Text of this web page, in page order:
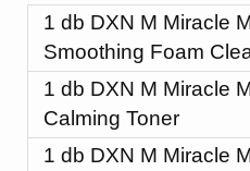
1 db DXN M Miracle
Smoothing Foam
1 db DXN M Miracle
Calming Toner
1 db DXN M Miracle